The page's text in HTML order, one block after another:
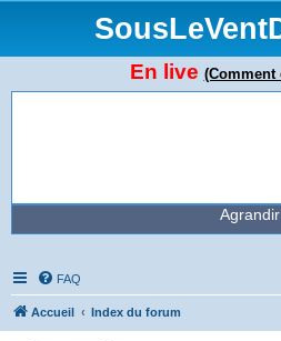
En live (Comment
Agrandir
FAQ
Accueil Index du forum